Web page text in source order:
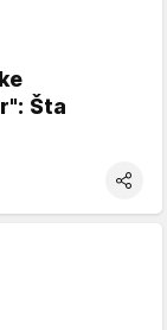
Šta